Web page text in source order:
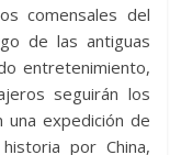
comensales del
de las antiguas
entretenimiento,
seguirán los
expedición de
por China,